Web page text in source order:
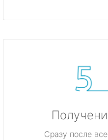
Сразу после